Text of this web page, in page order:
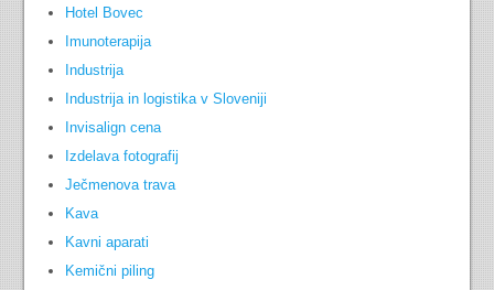
Hotel Bovec
Imunoterapija
Industrija
Industrija in logistika v Sloveniji
Invisalign cena
Izdelava fotografij
Ječmenova trava
Kava
Kavni aparati
Kemični piling